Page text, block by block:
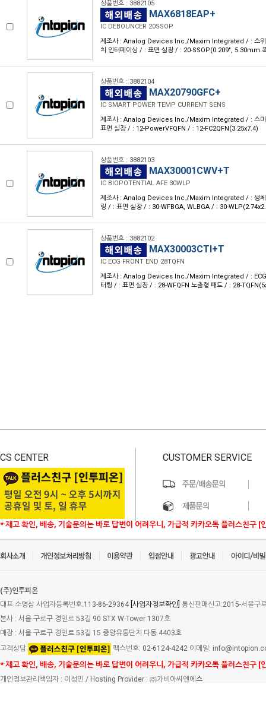
상품번호 : 3882105
MAX6818EAP+
IC DEBOUNCER 20SSOP
제조사 : Analog Devices Inc./Maxim Integrated / : 스위
치 인터페이싱 / : 표면 실장 / : 20-SSOP(0.209", 5.30mm
상품번호 : 3882104
MAX20790GFC+
IC SMART POWER TEMP CURRENT SENS
제조사 : Analog Devices Inc./Maxim Integrated / : 스마
표면 실장 / : 12-PowerVFQFN / : 12-FC2QFN(3.25x7.4)
상품번호 : 3882103
MAX30001CWV+T
IC BIOPOTENTIAL AFE 30WLP
제조사 : Analog Devices Inc./Maxim Integrated / : 생체
링 / : 표면 실장 / : 30-WFBGA, WLBGA / : 30-
상품번호 : 3882102
MAX30003CTI+T
IC ECG FRONT END 28TQFN
제조사 : Analog Devices Inc./Maxim Integrated / : ECG
터링 / : 표면 실장 / : 28-WFQFN 노출형 패드 / : 28-
CS CENTER
* 재고 확인, 배송, 기술문의는 바로 답변이 어려우니, 가급적 카카오톡 플러스친구 [
CUSTOMER SERVICE
(주)인투피온
대표:소영삼 사업자등록번호:113-86-29364 [사업자정보확인] 통신판매신고:2015-서울구
본사 : 서울 구로구 경인로 53길 90 STX W-Tower 1307호
매장 : 서울 구로구 경인로 53길 15 중앙유통단지 다동 4403호
고객상담
팩스번호: 02-6124-4242 이메일:
* 재고 확인, 배송, 기술문의는 바로 답변이 어려우니, 가급적 카카오톡 플러스친구 [
개인정보관리책임자 : 이성민 / Hosting Provider : ㈜가비아씨엔에 스